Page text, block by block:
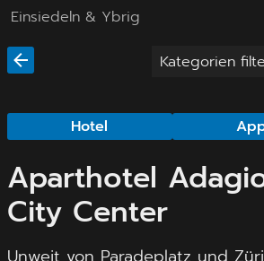
Einsiedeln & Ybrig
Kategorien
Hotel
Aparthotel
City Center